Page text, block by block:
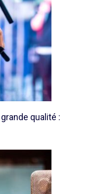
qualité :